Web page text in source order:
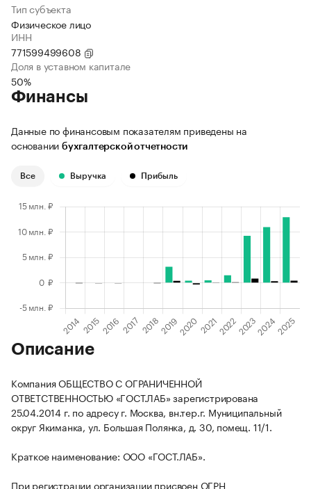
Тип субъекта
Физическое лицо
ИНН
771599499608
Доля в уставном капитале
50%
Финансы
Данные по финансовым показателям приведены на
основании бухгалтерской отчетности
Все Выручка Прибыль
Описание
Компания ОБЩЕСТВО С ОГРАНИЧЕННОЙ
ОТВЕТСТВЕННОСТЬЮ «ГОСТ.ЛАБ» зарегистрирована
25.04.2014 г. по адресу г. Москва, вн.тер.г. Муниципальный
округ Якиманка, ул. Большая Полянка, д. 30, помещ. 11/1.
Краткое наименование: ООО «ГОСТ.ЛАБ».
При регистрации организации присвоен ОГРН